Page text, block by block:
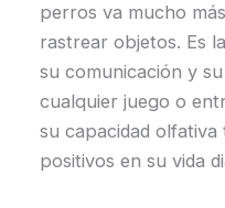
perros va mucho
rastrear objetos. Es
su comunicación y
cualquier juego o
su capacidad
positivos en su vida